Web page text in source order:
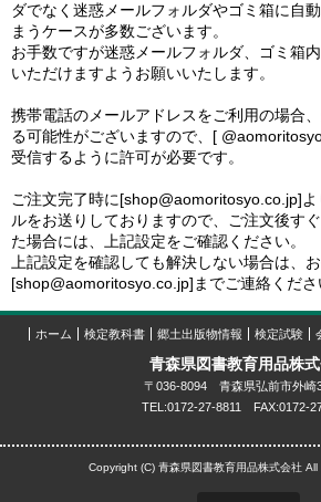
ダでなく迷惑メールフォルダやゴミ箱に自
まうケースが多数ございます。
お手数ですが迷惑メールフォルダ、ゴミ箱
いただけますようお願いいたします。
携帯電話のメールアドレスをご利用の場合
る可能性がございますので、[
受信するように許可が必要です。
ご注文完了時に[shop@aomoritosyo.co.jp]
ルをお送りしておりますので、ご注文後す
た場合には、上記設定をご確認ください。
上記設定を確認しても解決しない場合は、
[shop@aomoritosyo.co.jp]までご連絡くださ
ホーム 検定教科書 郷土出版物情報 検定試験
青森県図書教育用品株
〒036-8094 青森県弘前市外崎
TEL:0172-27-8811 FAX:0172-
Copyright (C) 青森県図書教育用品株式会社 All